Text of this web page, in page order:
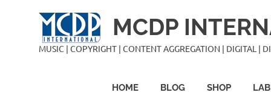
MCDP
MUSIC | COPYRIGHT | CONTENT AGGREGATION | DIGITAL |
HOME BLOG SHOP